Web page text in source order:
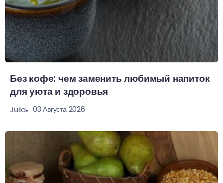
Без кофе: чем заменить любимый напиток
для уюта и здоровья
Julia 03 Августа 2026